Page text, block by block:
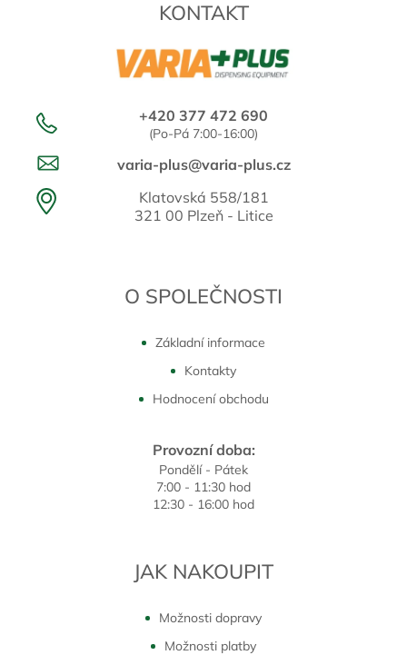
KONTAKT
+420 377 472 690
(Po-Pá 7:00-16:00)
varia-plus@varia-plus.cz
Klatovská 558/181
321 00 Plzeň - Litice
O SPOLEČNOSTI
Základní informace
Kontakty
Hodnocení obchodu
Provozní doba:
Pondělí - Pátek
7:00 - 11:30 hod
12:30 - 16:00 hod
JAK NAKOUPIT
Možnosti dopravy
Možnosti platby